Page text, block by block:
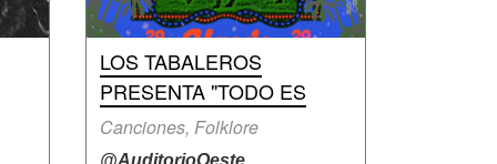
LOS TABALEROS
PRESENTA "TODO ES
Canciones, Folklore
@AuditorioOeste